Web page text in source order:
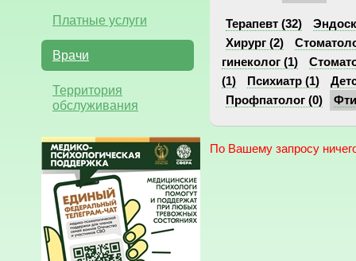
Платные услуги
Врачи
Территория
обслуживания
Терапевт (32)
Хирург (2)
гинеколог (1)
(1)
Психиатр (1)
Профпатолог (0)
По Вашему запросу